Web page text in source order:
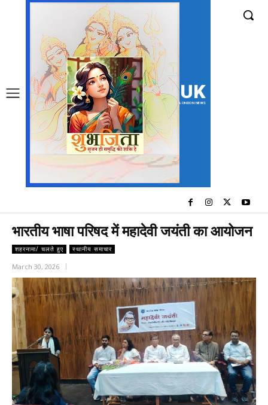
UK
LONDON NEWS
भारतीय भाषा परिषद में महादेवी जयंती का आयोजन
शहरनामा/ चलते हुए स्थानीय समाचार
March 30, 2026